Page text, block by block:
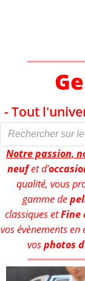
- Tout
Notre passion,
neufet d'
qualité, vous
gamme de
classiques etFine
vos évènements
vosphotos